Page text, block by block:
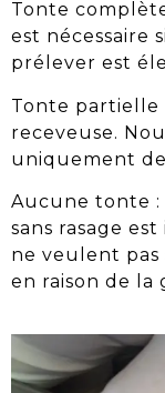
Tonte
est nécessaire
prélever est
Tonte partielle
receveuse.
uniquement
Aucune tonte
sans rasage
ne veulent pas
en raison de la